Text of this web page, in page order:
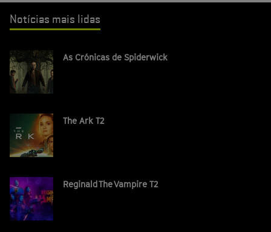
Notícias mais lidas
As Crónicas de Spiderwick
The Ark T2
Reginald The Vampire T2